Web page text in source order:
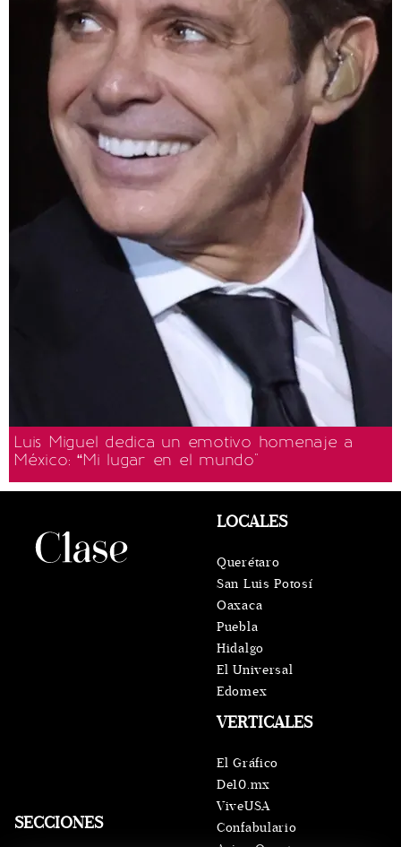
Luis Miguel dedica un emotivo homenaje a
México: “Mi lugar en el mundo"
SECCIONES
VERTICALES
El Gráfico
De10.mx
ViveUSA
Confabulario
LOCALES
Querétaro
San Luis Potosí
Oaxaca
Puebla
Hidalgo
El Universal
Edomex